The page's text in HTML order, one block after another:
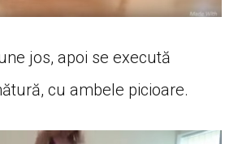
jos, apoi se execută
cu ambele picioare.